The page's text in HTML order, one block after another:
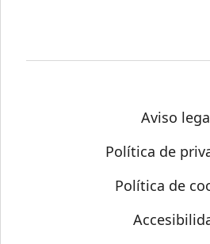
Aviso
Política de
Política de